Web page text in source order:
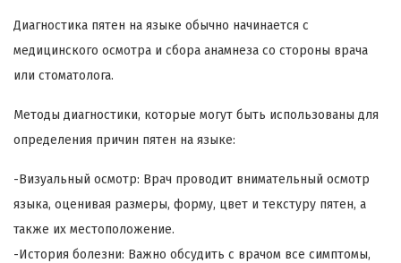
Диагностика пятен на языке обычно начинается с
медицинского осмотра и сбора анамнеза со стороны врача
или стоматолога.
Методы диагностики, которые могут быть использованы для
определения причин пятен на языке:
-Визуальный осмотр: Врач проводит внимательный осмотр
языка, оценивая размеры, форму, цвет и текстуру пятен, а
также их местоположение.
-История болезни: Важно обсудить с врачом все симптомы,